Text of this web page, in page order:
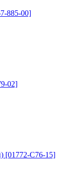
885-00]
02]
[01772-C76-15]